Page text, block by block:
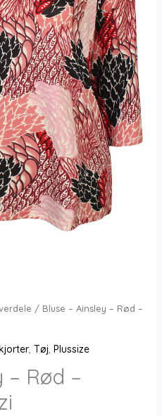
/ Bluse – Ainsley – Rød –
, Tøj Plussize
– Rød –